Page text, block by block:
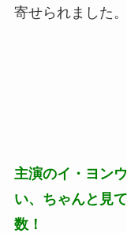
寄せられました。
主演のイ・ヨン
い、ちゃんと見
数！